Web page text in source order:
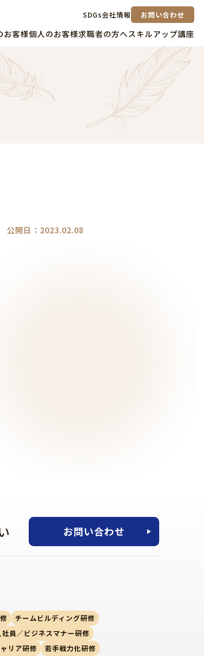
SDGs会社情報 お問い合わせ
お客様個人のお客様求職者の方へスキルアップ講座
公開日：2023.02.08
お問い合わせ
チームビルディング研修
社員／ビジネスマナー研修
リア研修 若手戦力化研修